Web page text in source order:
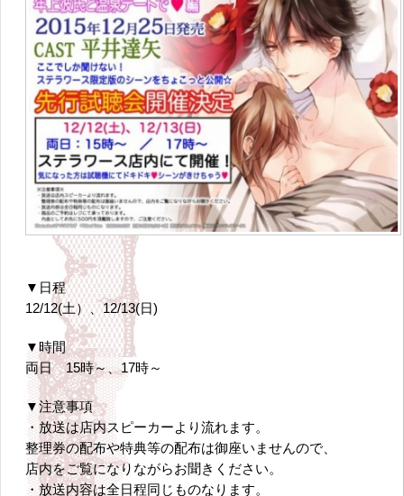
▼日程
12/12(土）、12/13(日)
▼時間
両日 15時～、17時～
▼注意事項
・放送は店内スピーカーより流れます。
整理券の配布や特典等の配布は御座いませんので、
店内をご覧になりながらお聞きください。
・放送内容は全日程同じものなります。